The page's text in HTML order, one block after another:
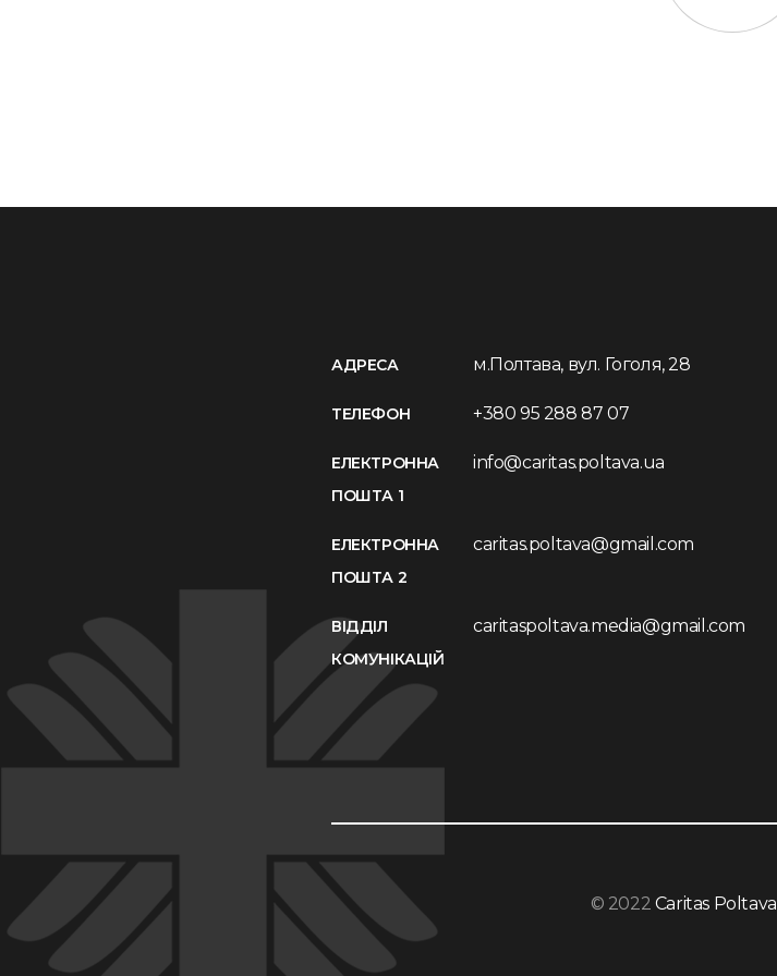
АДРЕСА м.Полтава, вул. Гоголя, 28
ТЕЛЕФОН +380 95 288 87 07
ЕЛЕКТРОННА
ПОШТА 1
info@caritas.poltava.ua
ЕЛЕКТРОННА
ПОШТА 2
caritas.poltava@gmail.com
ВІДДІЛ
КОМУНІКАЦІЙ
caritaspoltava.media@gmail.com
© 2022 Caritas Poltava